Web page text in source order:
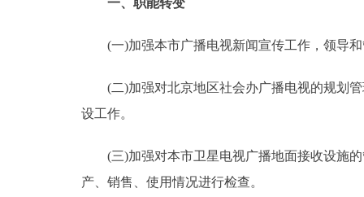
12345网上接诉即办
参与调查
走进北京
绿色北京
一、职能转变
(一)加强本市广播电视新闻宣传工作，领导和
(二)加强对北京地区社会办广播电视的规划管
设工作。
(三)加强对本市卫星电视广播地面接收设施的
产、销售、使用情况进行检查。